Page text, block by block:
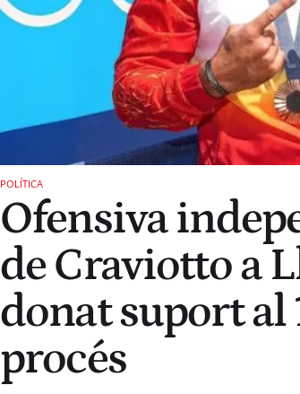
POLÍTICA
Ofensiva
de Craviotto a
donat suport al
procés